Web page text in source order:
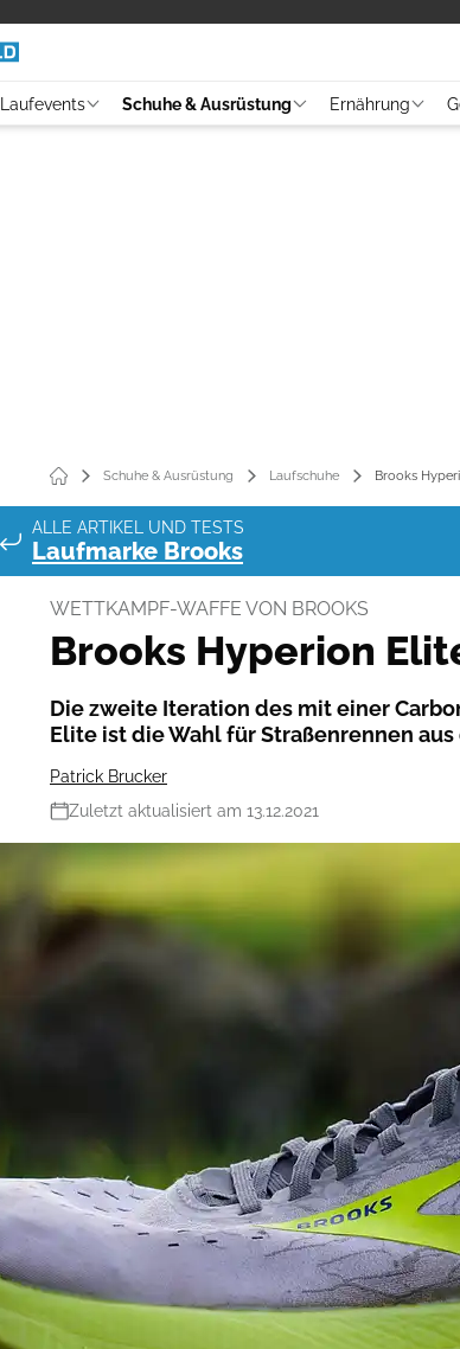
Laufevents Schuhe & Ausrüstung Ernährung
Schuhe & Ausrüstung Laufschuhe Brooks
ALLE ARTIKEL UND TESTS
Laufmarke Brooks
WETTKAMPF-WAFFE VON BROOKS
Brooks Hyperion
Die zweite Iteration des mit einer
Elite ist die Wahl für Straßenrennen aus
Patrick Brucker
Zuletzt aktualisiert am 13.12.2021